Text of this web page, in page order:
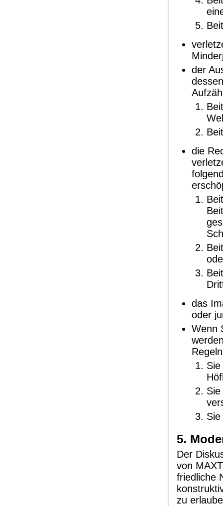
der
die
das
oder
Wenn
5.
Der
von
friedliche
zu